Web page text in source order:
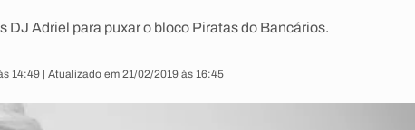
Adriel para puxar o bloco Piratas do Bancários.
14:49 | Atualizado em 21/02/2019 às 16:45